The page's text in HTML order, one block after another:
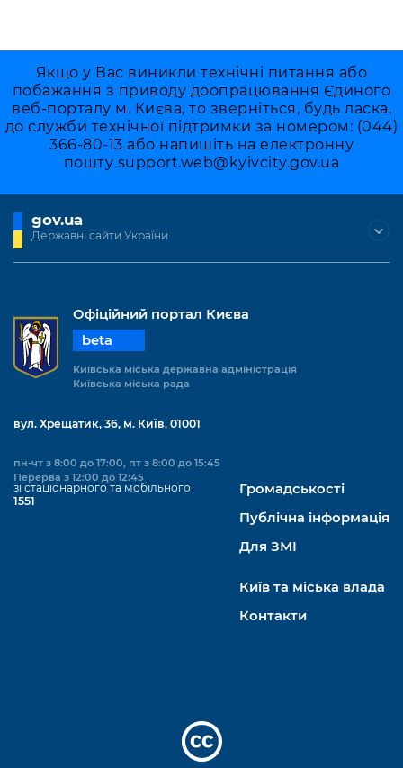
Якщо у Вас виникли технічні питання або
побажання з приводу доопрацювання Єдиного
веб-порталу м. Києва, то зверніться, будь ласка,
до служби технічної підтримки за номером: (044)
366-80-13 або напишіть на електронну
пошту support.web@kyivcity.gov.ua
gov.ua
Державні сайти України
Офіційний портал Києва
beta
Київська міська державна адміністрація
Київська міська рада
вул. Хрещатик, 36, м. Київ, 01001
пн-чт з 8:00 до 17:00, пт з 8:00 до 15:45
Перерва з 12:00 до 12:45
зі стаціонарного та мобільного
1551
Громадськості
Публічна інформація
Для ЗМІ
Київ та міська влада
Контакти